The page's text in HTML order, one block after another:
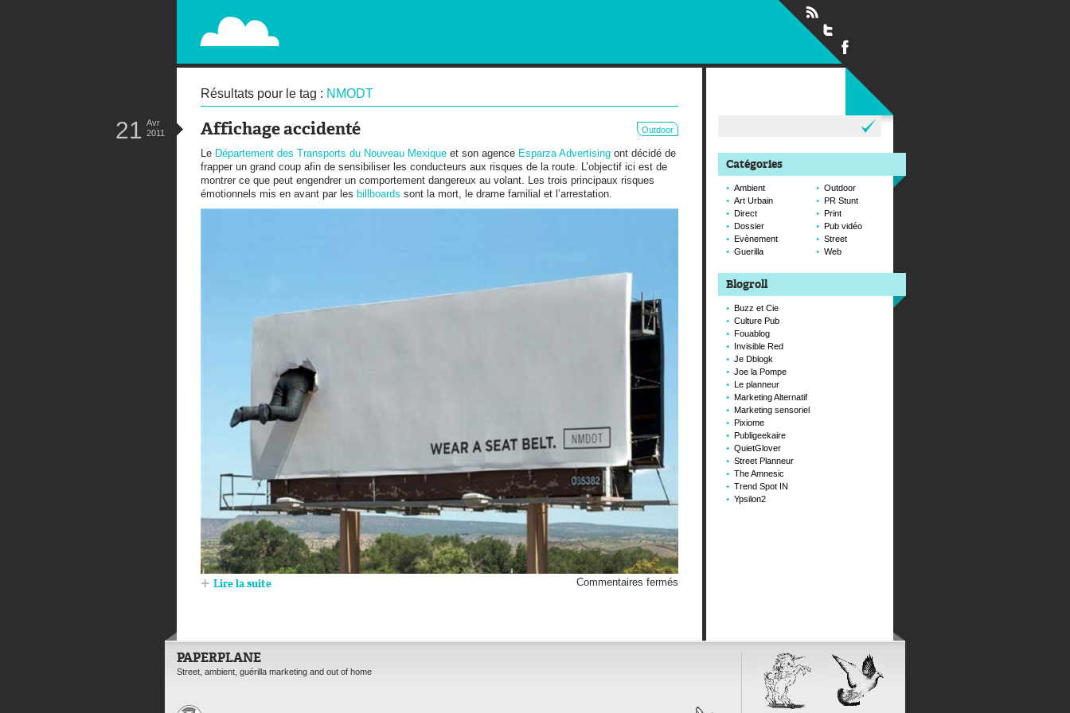
PAPERPLANE
STREET, AMBIENT, GUÉRILLA MARKETING AND OUT OF HOME
Résultats pour le tag : NMODT
Affichage accidenté Outdoor
21 Avr
2011
Le Département des Transports du Nouveau Mexique et son agence Esparza Advertising ont décidé de
frapper un grand coup afin de sensibiliser les conducteurs aux risques de la route. L’objectif ici est de
montrer ce que peut engendrer un comportement dangereux au volant. Les trois principaux risques
émotionnels mis en avant par les billboards sont la mort, le drame familial et l’arrestation.
Lire la suite Commentaires fermés
Catégories
Ambient
Art Urbain
Direct
Dossier
Evènement
Guerilla
Outdoor
PR Stunt
Print
Pub vidéo
Street
Web
Blogroll
Buzz et Cie
Culture Pub
Fouablog
Invisible Red
Je Dblogk
Joe la Pompe
Le planneur
Marketing Alternatif
Marketing sensoriel
Pixiome
Publigeekaire
QuietGlover
Street Planneur
The Amnesic
Trend Spot IN
Ypsilon2
PAPERPLANE
Street, ambient, guérilla marketing and out of home